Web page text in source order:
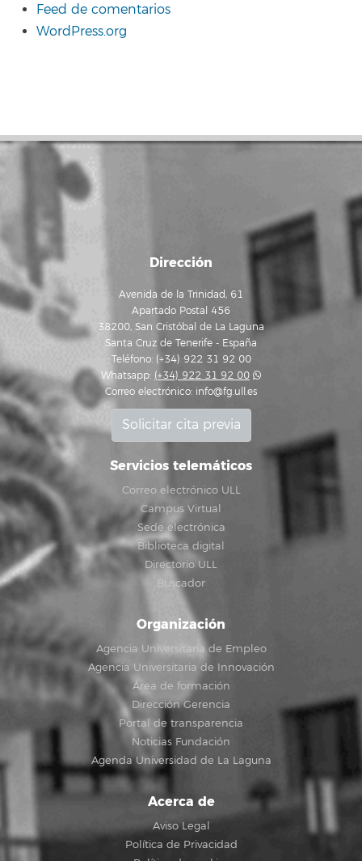
Feed de comentarios
WordPress.org
Dirección
Avenida de la Trinidad, 61
Apartado Postal 456
38200, San Cristóbal de La Laguna
Santa Cruz de Tenerife - España
Teléfono: (+34) 922 31 92 00
Whatsapp: (+34) 922 31 92 00
Correo electrónico: info@fg.ull.es
Solicitar cita previa
Servicios telemáticos
Correo electrónico ULL
Campus Virtual
Sede electrónica
Biblioteca digital
Directorio ULL
Buscador
Organización
Agencia Universitaria de Empleo
Agencia Universitaria de Innovación
Área de formación
Dirección Gerencia
Portal de transparencia
Noticias Fundación
Agenda Universidad de La Laguna
Acerca de
Aviso Legal
Política de Privacidad